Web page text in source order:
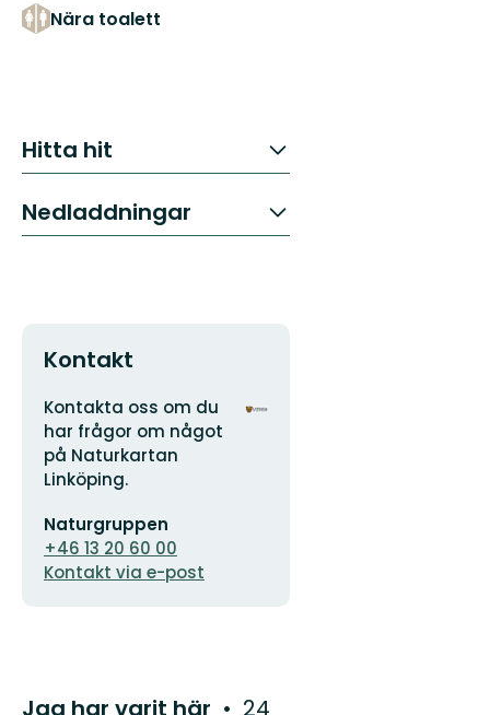
Nära toalett
Hitta hit
Nedladdningar
Kontakt
Adress
Kontakta oss om du
har frågor om något
på Naturkartan
Linköping.
postadress
Naturgruppen
+46 13 20 60 00
Kontakt via e-post
Organisationens
Jag har varit här 24